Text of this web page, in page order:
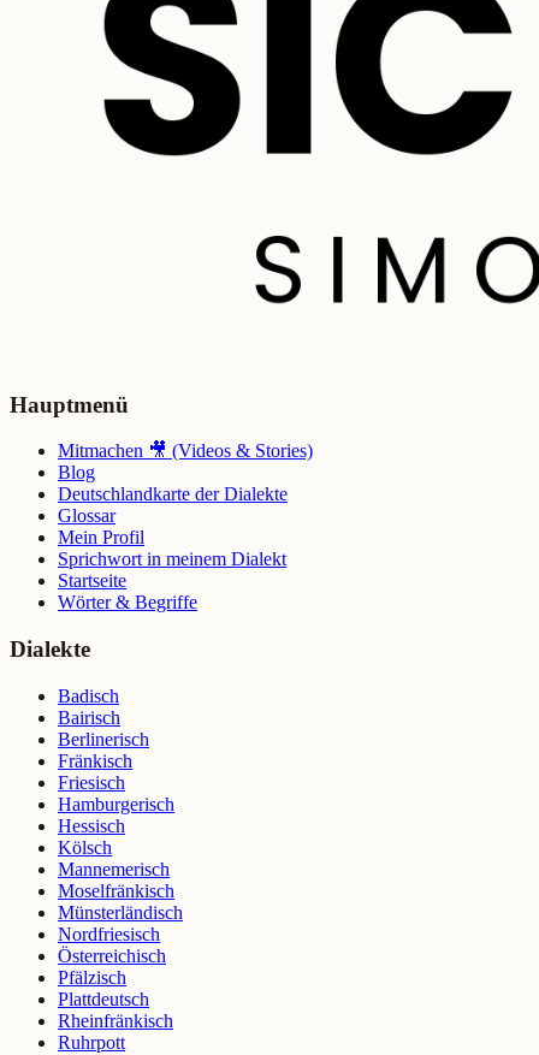
Hauptmenü
Mitmachen 🎥 (Videos & Stories)
Blog
Deutschlandkarte der Dialekte
Glossar
Mein Profil
Sprichwort in meinem Dialekt
Startseite
Wörter & Begriffe
Dialekte
Badisch
Bairisch
Berlinerisch
Fränkisch
Friesisch
Hamburgerisch
Hessisch
Kölsch
Mannemerisch
Moselfränkisch
Münsterländisch
Nordfriesisch
Österreichisch
Pfälzisch
Plattdeutsch
Rheinfränkisch
Ruhrpott